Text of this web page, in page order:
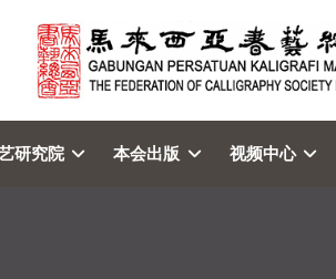
研究院 本会出版 视频中心